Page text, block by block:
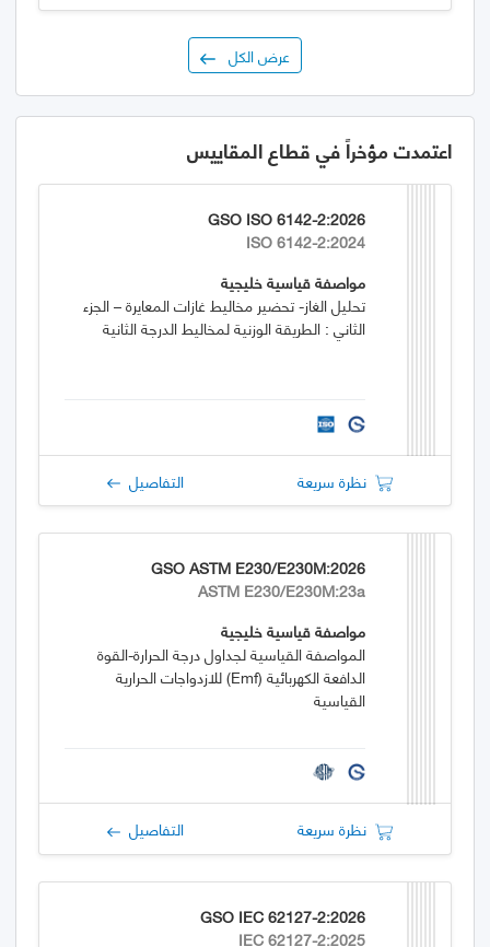
عرض الكل
اعتمدت مؤخراً في قطاع المقاييس
GSO ISO 6142-2:2026
ISO 6142-2:2024
مواصفة قياسية خليجية
تحليل الغاز- تحضير مخاليط غازات المعايرة – الجزء
الثاني : الطريقة الوزنية لمخاليط الدرجة الثانية
نظرة سريعة التفاصيل
GSO ASTM E230/E230M:2026
ASTM E230/E230M:23a
مواصفة قياسية خليجية
المواصفة القياسية لجداول درجة الحرارة-القوة
الدافعة الكهربائية (emf) للازدواجات الحرارية
القياسية
نظرة سريعة التفاصيل
GSO IEC 62127-2:2026
IEC 62127-2:2025